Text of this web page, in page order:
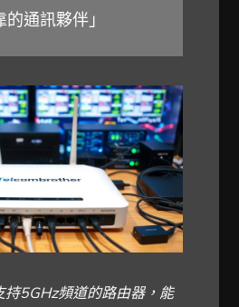
通訊夥伴」
持5GHz頻道的路由器，能